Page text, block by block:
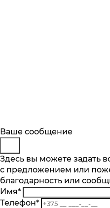
Описание
Отзывы
Основные
Количество чаш шт.
2
Материал
Будьте в курсе
Подпишитесь на
и узнавайте о
предложениях
Подписаться
Заказ обратного звонка
Представьтесь
Телефон*
Комментарий
Ваше сообщение
Здесь вы можете задать
с предложением или
благодарность или
Имя*
Телефон*